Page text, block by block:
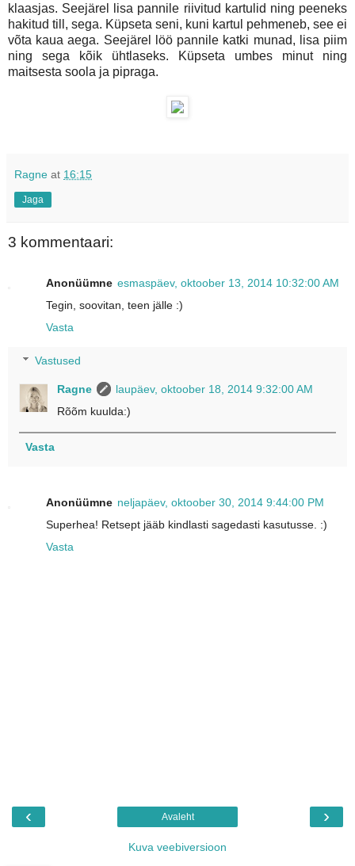
klaasjas. Seejärel lisa pannile riivitud kartulid ning peeneks
hakitud till, sega. Küpseta seni, kuni kartul pehmeneb, see ei
võta kaua aega. Seejärel löö pannile katki munad, lisa piim
ning sega kõik ühtlaseks. Küpseta umbes minut ning
maitsesta soola ja pipraga.
Ragne at 16:15
Jaga
3 kommentaari:
Anonüümne esmaspäev, oktoober 13, 2014 10:32:00 AM
Tegin, soovitan, teen jälle :)
Vasta
Vastused
Ragne
laupäev, oktoober 18, 2014 9:32:00 AM
Rõõm kuulda:)
Vasta
Anonüümne neljapäev, oktoober 30, 2014 9:44:00 PM
Superhea! Retsept jääb kindlasti sagedasti kasutusse. :)
Vasta
‹ ›
Avaleht
Kuva veebiversioon